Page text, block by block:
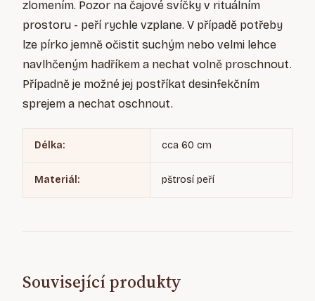
zlomením. Pozor na čajové svíčky v rituálním
prostoru - peří rychle vzplane. V případě potřeby
lze pírko jemně očistit suchým nebo velmi lehce
navlhčeným hadříkem a nechat volně proschnout.
Případně je možné jej postříkat desinfekčním
sprejem a nechat oschnout.
Délka: cca 60 cm
Materiál: pštrosí peří
Související produkty